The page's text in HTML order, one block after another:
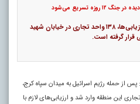
فرماندار کرج اعلام کرد که پس از ارزیابی‌ها، ۱۳۸ واحد تجاری در خیابان شهید
گرفته است.
از حمله رژیم اسرائیل به میدان سپاه کرج،
این منطقه وارد شد و ارزیابی‌های لازم با